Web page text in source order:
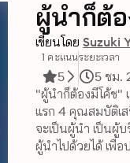
ผู้นำก็ต้
เขียนโดย Suzuki
1 คะแนน
5
ระยะเวลา
5 ชม.
"ผู้นำก็ต้องมีโค้ช"
แรก 4 คุณสมบัติเ
จะเป็นผู้นำ เป็นผู้
ผู้นำไปด้วยได้ เพื่